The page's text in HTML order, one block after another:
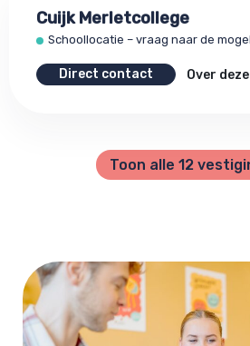
Cuijk Merletcollege
Schoollocatie – vraag naar de
Direct contact Over
Toon alle 12